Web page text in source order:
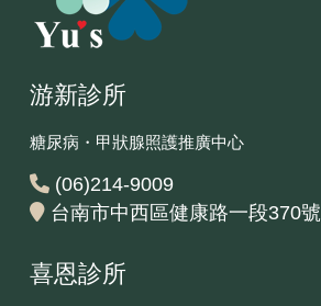
游新診所
糖尿病・甲狀腺照護推廣中心
(06)214-9009
台南市中西區健康路一段370號
喜恩診所